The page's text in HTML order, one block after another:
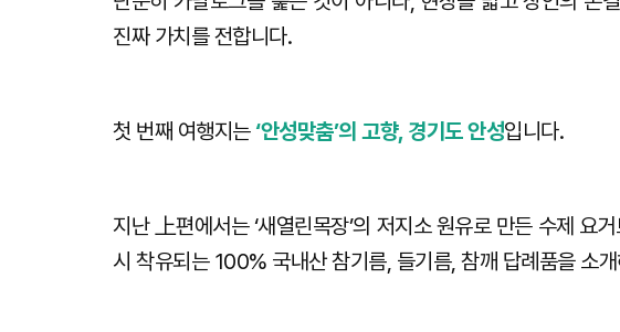
진짜 가치를 전합니다.
첫 번째 여행지는‘안성맞춤’의 고향, 경기도 안성입니다.
지난 上편에서는 ‘새열린목장’의 저지소 원유로 만든 수제 요
시 착유되는 100% 국내산 참기름, 들기름, 참깨 답례품을 소